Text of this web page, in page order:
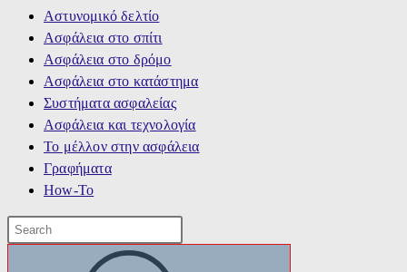
Αστυνομικό δελτίο
Ασφάλεια στο σπίτι
Ασφάλεια στο δρόμο
Ασφάλεια στο κατάστημα
Συστήματα ασφαλείας
Ασφάλεια και τεχνολογία
Το μέλλον στην ασφάλεια
Γραφήματα
How-To